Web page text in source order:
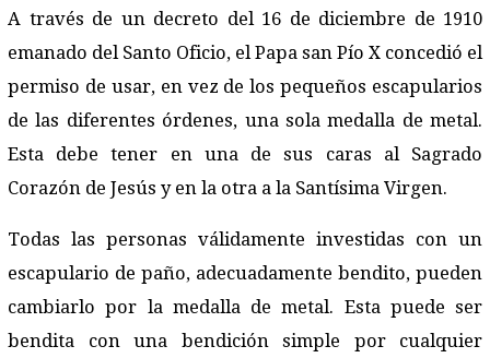
A través de un decreto del 16 de diciembre de 1910
emanado del Santo Oficio, el Papa san Pío X concedió el
permiso de usar, en vez de los pequeños escapularios
de las diferentes órdenes, una sola medalla de metal.
Esta debe tener en una de sus caras al Sagrado
Corazón de Jesús y en la otra a la Santísima Virgen.
Todas las personas válidamente investidas con un
escapulario de paño, adecuadamente bendito, pueden
cambiarlo por la medalla de metal. Esta puede ser
bendita con una bendición simple por cualquier